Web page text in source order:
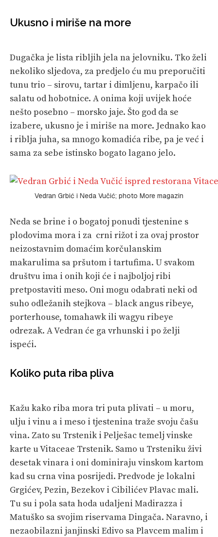
Ukusno i miriše na more
Dugačka je lista ribljih jela na jelovniku. Tko želi
nekoliko sljedova, za predjelo ću mu preporučiti
tunu trio – sirovu, tartar i dimljenu, karpačo ili
salatu od hobotnice. A onima koji uvijek hoće
nešto posebno – morsko jaje. Što god da se
izabere, ukusno je i miriše na more. Jednako kao
i riblja juha, sa mnogo komadića ribe, pa je već i
sama za sebe istinsko bogato lagano jelo.
Vedran Grbić i Neda Vučić; photo More magazin
Neda se brine i o bogatoj ponudi tjestenine s
plodovima mora i za crni rižot i za ovaj prostor
neizostavnim domaćim korčulanskim
makarulima sa pršutom i tartufima. U svakom
društvu ima i onih koji će i najboljoj ribi
pretpostaviti meso. Oni mogu odabrati neki od
suho odležanih stejkova – black angus ribeye,
porterhouse, tomahawk ili wagyu ribeye
odrezak. A Vedran će ga vrhunski i po želji
ispeći.
Koliko puta riba pliva
Kažu kako riba mora tri puta plivati – u moru,
ulju i vinu a i meso i tjestenina traže svoju čašu
vina. Zato su Trstenik i Pelješac temelj vinske
karte u Vitaceae Trstenik. Samo u Trsteniku živi
desetak vinara i oni dominiraju vinskom kartom
kad su crna vina posrijedi. Predvode je lokalni
Grgićev, Pezin, Bezekov i Cibilićev Plavac mali.
Tu su i pola sata hoda udaljeni Madirazza i
Matuško sa svojim riservama Dingača. Naravno, i
nezaobilazni janjinski Edivo sa Plavcem malim i